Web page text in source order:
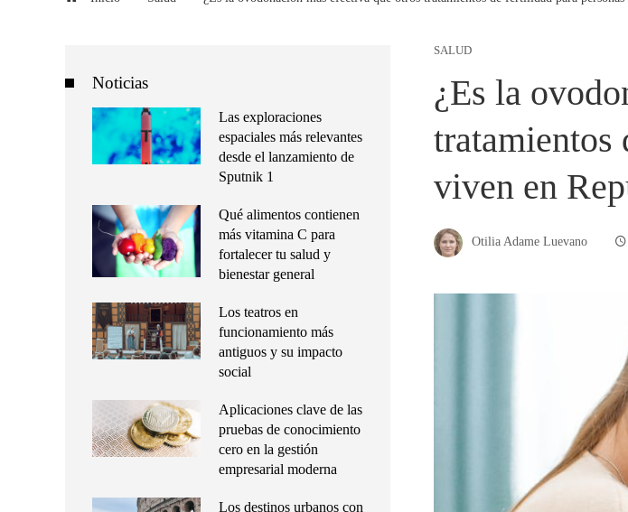
SALUD
¿Es la
tratamientos
viven en
Otilia Adame Luevano
Noticias
Las exploraciones
espaciales más relevantes
desde el lanzamiento de
Sputnik 1
Qué alimentos contienen
más vitamina C para
fortalecer tu salud y
bienestar general
Los teatros en
funcionamiento más
antiguos y su impacto
social
Aplicaciones clave de las
pruebas de conocimiento
cero en la gestión
empresarial moderna
Los destinos urbanos con